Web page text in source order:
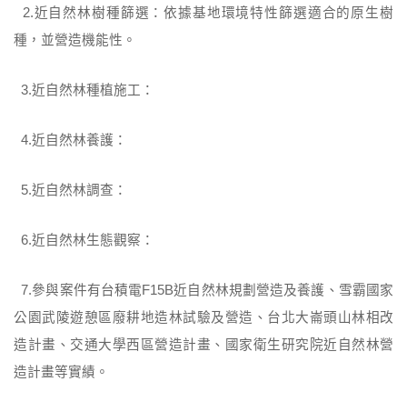
2.近自然林樹種篩選：依據基地環境特性篩選適合的原生樹
種，並營造機能性。
3.近自然林種植施工：
4.近自然林養護：
5.近自然林調查：
6.近自然林生態觀察：
7.參與案件有台積電F15B近自然林規劃營造及養護、雪霸國家
公園武陵遊憩區廢耕地造林試驗及營造、台北大崙頭山林相改
造計畫、交通大學西區營造計畫、國家衛生研究院近自然林營
造計畫等實績。